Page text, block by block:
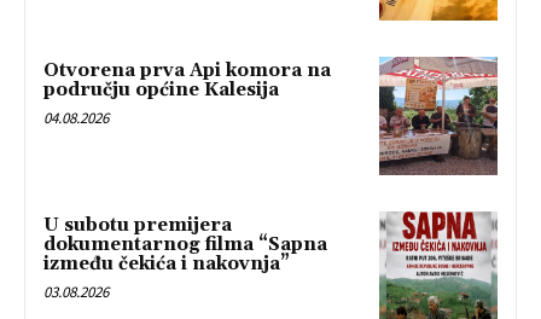
Otvorena prva Api komora na
području općine Kalesija
04.08.2026
U subotu premijera
dokumentarnog filma “Sapna
između čekića i nakovnja”
03.08.2026